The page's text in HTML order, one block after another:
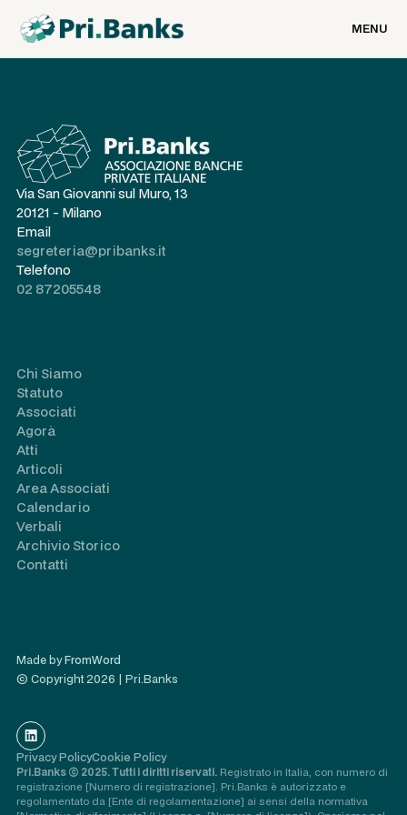
MENU
Via San Giovanni sul Muro, 13
20121 - Milano
Email
segreteria@pribanks.it
Telefono
02 87205548
Chi Siamo
Statuto
Associati
Agorà
Atti
Articoli
Area Associati
Calendario
Verbali
Archivio Storico
Contatti
Made byFromWord
© Copyright 2026 | Pri.Banks
Privacy PolicyCookie Policy
Pri.Banks © 2025. Tutti i diritti riservati. Registrato in Italia, con numero di
registrazione [Numero di registrazione]. Pri.Banks è autorizzato e
regolamentato da [Ente di regolamentazione] ai sensi della normativa